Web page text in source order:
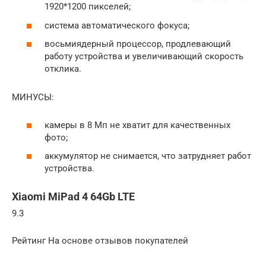
1920*1200 пикселей;
система автоматического фокуса;
восьмиядерный процессор, продлевающий
работу устройства и увеличивающий скорость
отклика.
МИНУСЫ:
камеры в 8 Мп не хватит для качественных
фото;
аккумулятор не снимается, что затрудняет работ
устройства.
Xiaomi MiPad 4 64Gb LTE
9.3
Рейтинг На основе отзывов покупателей